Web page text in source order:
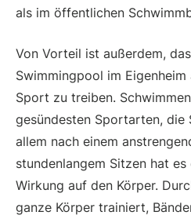
als im öffentlichen
Von Vorteil ist außerdem,
Swimmingpool im
Sport zu treiben.
gesündesten Sportarten, die
allem nach einem
stundenlangem Sitzen hat
Wirkung auf den Körper.
ganze Körper trainiert,